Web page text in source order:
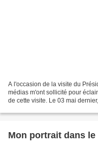
A l'occasion de la visite du
médias m'ont sollicité pour
de cette visite. Le 03 mai
Mon portrait dans